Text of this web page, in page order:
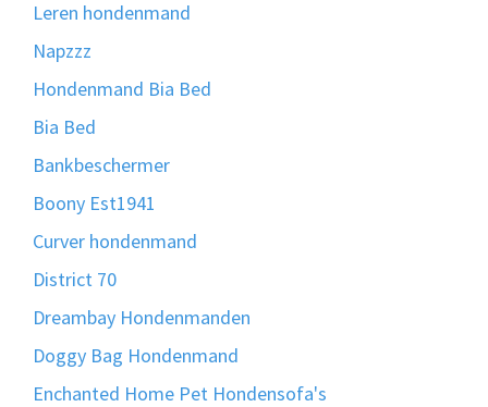
Leren hondenmand
Napzzz
Hondenmand Bia Bed
Bia Bed
Bankbeschermer
Boony Est1941
Curver hondenmand
District 70
Dreambay Hondenmanden
Doggy Bag Hondenmand
Enchanted Home Pet Hondensofa's